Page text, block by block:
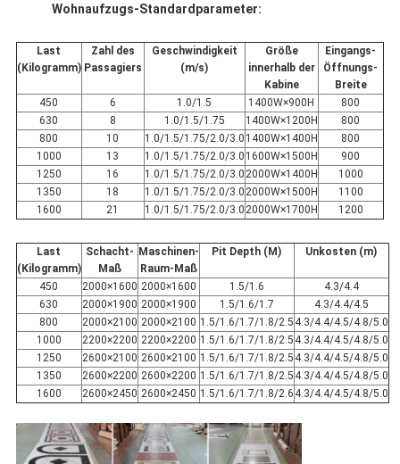
Wohnaufzugs-Standardparameter:
Last
(Kilogramm)
Zahl des
Passagiers
Geschwindigkeit
(m/s)
Größe
innerhalb der
Kabine
Eingangs-
Öffnungs-
Breite
450
6 1.0/1.5 1400W×900H
800
630
8 1.0/1.5/1.75 1400W×1200H
800
800
10 1.0/1.5/1.75/2.0/3.0 1400W×1400H
800
1000
13 1.0/1.5/1.75/2.0/3.0 1600W×1500H
900
1250
16 1.0/1.5/1.75/2.0/3.02000W×1400H
1000
1350
18 1.0/1.5/1.75/2.0/3.02000W×1500H
1100
1600
21 1.0/1.5/1.75/2.0/3.02000W×1700H 1200
Last
(Kilogramm)
Schacht-
Maß
Maschinen-
Raum-Maß
Pit Depth (M) Unkosten (m)
450 2000×1600 2000×1600 1.5/1.6
4.3/4.4
630
2000×1900 2000×1900 1.5/1.6/1.7
4.3/4.4/4.5
800
2000×2100 2000×2100 1.5/1.6/1.7/1.8/2.5 4.3/4.4/4.5/4.8/5.0
1000
2200×2200 2200×2200 1.5/1.6/1.7/1.8/2.5 4.3/4.4/4.5/4.8/5.0
1250
2600×2100 2600×2100 1.5/1.6/1.7/1.8/2.5 4.3/4.4/4.5/4.8/5.0
1350
2600×2200 2600×2200 1.5/1.6/1.7/1.8/2.5 4.3/4.4/4.5/4.8/5.0
1600
2600×2450 2600×2450 1.5/1.6/1.7/1.8/2.6 4.3/4.4/4.5/4.8/5.0